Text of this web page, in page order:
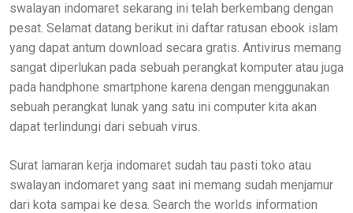
swalayan indomaret sekarang ini telah berkembang dengan
pesat. Selamat datang berikut ini daftar ratusan ebook islam
yang dapat antum download secara gratis. Antivirus memang
sangat diperlukan pada sebuah perangkat komputer atau juga
pada handphone smartphone karena dengan menggunakan
sebuah perangkat lunak yang satu ini computer kita akan
dapat terlindungi dari sebuah virus.
Surat lamaran kerja indomaret sudah tau pasti toko atau
swalayan indomaret yang saat ini memang sudah menjamur
dari kota sampai ke desa. Search the worlds information